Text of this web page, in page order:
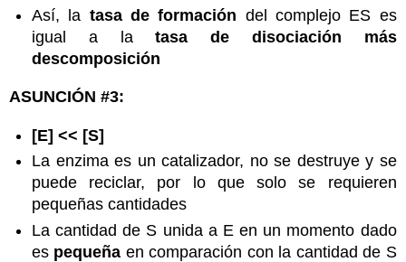
Así, la tasa de formación del complejo ES es
igual a latasa de disociación más
descomposición
ASUNCIÓN #3:
[E] << [S]
La enzima es un catalizador, no se destruye y se
puede reciclar, por lo que solo se requieren
pequeñas cantidades
La cantidad de S unida a E en un momento dado
es pequeña en comparación con la cantidad de S